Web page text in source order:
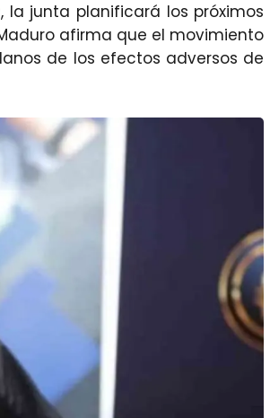
, la junta planificará los próximos
afirma que el movimiento
de los efectos adversos de